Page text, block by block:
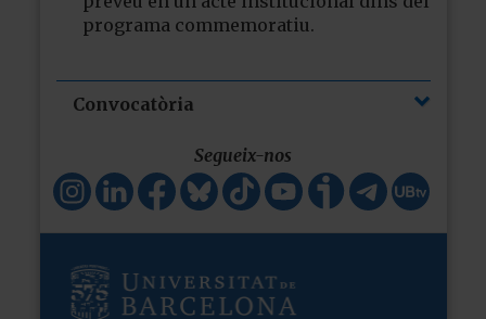
programa commemoratiu.
Convocatòria
Segueix-nos